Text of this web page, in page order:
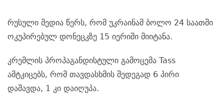
რუსული მედია წერს, რომ უკრაინამ ბოლო 24 საათში
ოკუპირებულ დონეცკზე 15 იერიში მიიტანა.
კრემლის პროპაგანდისტული გამოცემა Tass
ამტკიცებს, რომ თავდასხმის შედეგად 6 პირი
დაშავდა, 1 კი დაიღუპა.